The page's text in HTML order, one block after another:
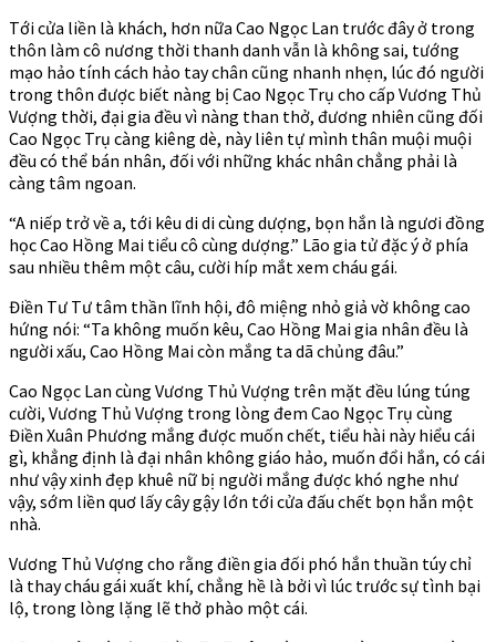
Tới cửa liền là khách, hơn nữa Cao Ngọc Lan trước đây ở trong
thôn làm cô nương thời thanh danh vẫn là không sai, tướng
mạo hảo tính cách hảo tay chân cũng nhanh nhẹn, lúc đó người
trong thôn được biết nàng bị Cao Ngọc Trụ cho cấp Vương Thủ
Vượng thời, đại gia đều vì nàng than thở, đương nhiên cũng đối
Cao Ngọc Trụ càng kiêng dè, này liên tự mình thân muội muội
đều có thể bán nhân, đối với những khác nhân chẳng phải là
càng tâm ngoan.
“A niếp trở về a, tới kêu di di cùng dượng, bọn hắn là ngươi đồng
học Cao Hồng Mai tiểu cô cùng dượng.” Lão gia tử đặc ý ở phía
sau nhiều thêm một câu, cười híp mắt xem cháu gái.
Điền Tư Tư tâm thần lĩnh hội, đô miệng nhỏ giả vờ không cao
hứng nói: “Ta không muốn kêu, Cao Hồng Mai gia nhân đều là
người xấu, Cao Hồng Mai còn mắng ta dã chủng đâu.”
Cao Ngọc Lan cùng Vương Thủ Vượng trên mặt đều lúng túng
cười, Vương Thủ Vượng trong lòng đem Cao Ngọc Trụ cùng
Điền Xuân Phương mắng được muốn chết, tiểu hài này hiểu cái
gì, khẳng định là đại nhân không giáo hảo, muốn đổi hắn, có cái
như vậy xinh đẹp khuê nữ bị người mắng được khó nghe như
vậy, sớm liền quơ lấy cây gậy lớn tới cửa đấu chết bọn hắn một
nhà.
Vương Thủ Vượng cho rằng điền gia đối phó hắn thuần túy chỉ
là thay cháu gái xuất khí, chẳng hề là bởi vì lúc trước sự tình bại
lộ, trong lòng lặng lẽ thở phào một cái.